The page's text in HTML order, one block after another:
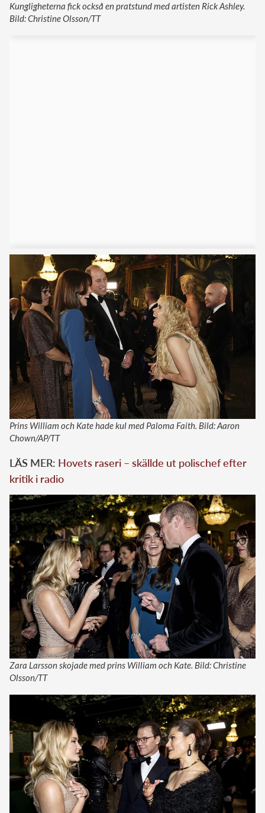
Kungligheterna fick också en pratstund med artisten Rick Ashley.
Bild: Christine Olsson/TT
Prins William och Kate hade kul med Paloma Faith. Bild: Aaron
Chown/AP/TT
LÄS MER: Hovets raseri – skällde ut polischef efter
kritik i radio
Zara Larsson skojade med prins William och Kate. Bild: Christine
Olsson/TT